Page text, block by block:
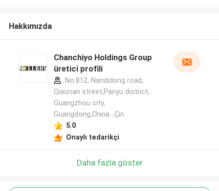
Hakkımızda
Chanchiyo Holdings Group
üretici profili
No.812, Nandidong road,
Qiaonan street,Panyu district,
Guangzhou city,
Guangdong,China. ,Çin
5.0
Onaylı tedarikçi
Daha fazla göster